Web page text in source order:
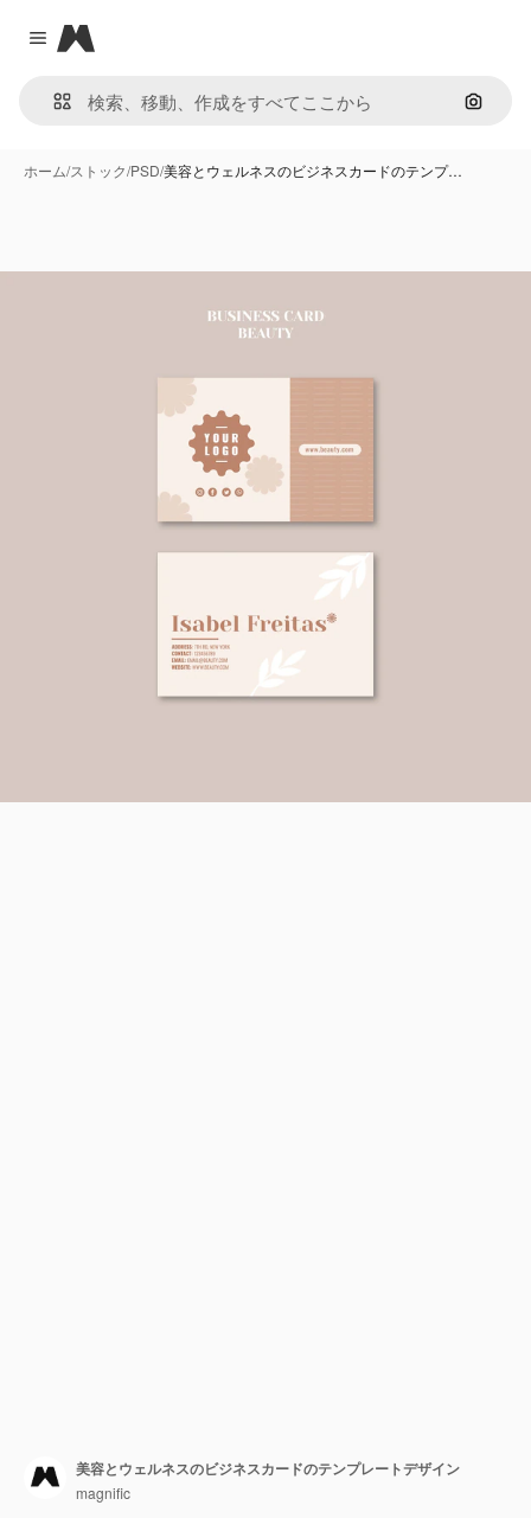
Close menu
Magnific
画像で
ホーム/ストック/PSD/美容とウェルネスのビジネスカードのテンプ…
美容とウェルネスのビジネスカードのテンプレートデザイン
magnific